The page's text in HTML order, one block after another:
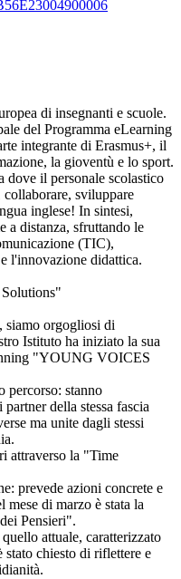
di insegnanti e scuole.
del Programma eLearning
integrante di Erasmus+, il
la gioventù e lo sport.
il personale scolastico
sviluppare
inglese! In sintesi,
a distanza, sfruttando le
(TIC),
l'innovazione didattica.
siamo orgogliosi di
Istituto ha iniziato la sua
"YOUNG VOICES
percorso: stanno
della stessa fascia
ma unite dagli stessi
attraverso la "Time
prevede azioni concrete e
di marzo è stata la
Pensieri".
attuale, caratterizzato
chiesto di riflettere e